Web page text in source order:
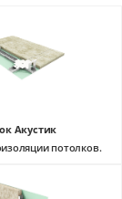
Акустик
потолков.